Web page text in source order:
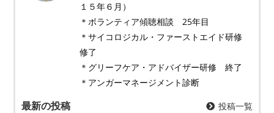
１５年６月）
＊ボランティア傾聴相談 25年目
＊サイコロジカル・ファーストエイド研修
修了
＊グリーフケア・アドバイザー研修 終了
＊アンガーマネージメント診断
最新の投稿 投稿一覧